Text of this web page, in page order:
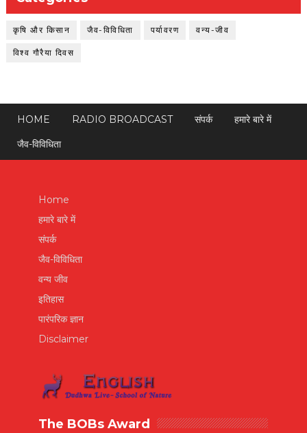
कृषि और किसान जैव-विविधिता पर्यावरण वन्य-जीव
विश्व गौरैया दिवस
HOME RADIO BROADCAST संपर्क
हमारे बारे में
जैव-विविधिता
Home
हमारे बारे में
संपर्क
जैव-विविधिता
वन्य जीव
इतिहास
पारंपरिक ज्ञान
Disclaimer
The BOBs Award